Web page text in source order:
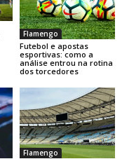
Flamengo
Futebol e apostas
esportivas: como a
análise entrou na rotina
dos torcedores
Flamengo